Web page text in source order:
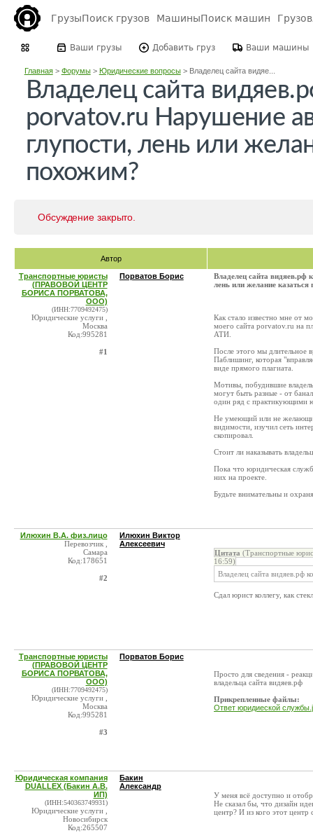
ГрузыПоиск грузов МашиныПоиск машин
Ваши грузы Добавить груз Ваши машины
Главная> Форумы> Юридические вопросы> Владелец сайта видяе...
Владелец сайта
porvatov.ru Нарушение
глупости, лень или
похожим?
Обсуждение закрыто.
Автор
Транспортные юристы
(ПРАВОВОЙ ЦЕНТР
БОРИСА ПОРВАТОВА,
ООО)
(ИНН:7709492475)
Юридические услуги ,
Москва
Код:995281
#1
Порватов Борис
Владелец сайта видяев.рф
лень или желание
Как стало известно мне от
моего сайта porvatov.ru на
АТИ.
После этого мы длительное
Паблишинг, которая
виде прямого плагиата.
Мотивы, побудившие
могут быть разные - от
один ряд с практикующими
Не умеющий или не желающий
видимости, изучил сеть
скопировал.
Стоит ли наказывать
Пока что юридическая
них на проекте.
Будьте внимательны и
Илюхин В.А. физ.лицо
Перевозчик ,
Самара
Код:178651
#2
Илюхин Виктор
Алексеевич
Цитата (Транспортные
16:59)
Владелец сайта видяев.рф
Сдал юрист коллегу, как
Транспортные юристы
(ПРАВОВОЙ ЦЕНТР
БОРИСА ПОРВАТОВА,
ООО)
(ИНН:7709492475)
Юридические услуги ,
Москва
Код:995281
#3
Порватов Борис
Просто для сведения -
владельца сайта видяев.рф
Прикрепленные файлы:
Ответ юридиеской
Юридическая компания
DUALLEX (Бакин А.В.
ИП)
(ИНН:540363749931)
Юридические услуги ,
Новосибирск
Код:265507
Бакин
Александр
У меня всё доступно и
Не сказал бы, что дизайн
центр? И из кого этот